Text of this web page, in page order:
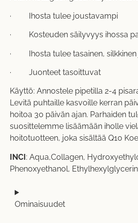
· Ihosta tulee joustavampi
· Kosteuden säilyvyys ihossa
· Ihosta tulee tasainen, silkkinen
· Juonteet tasoittuvat
Käyttö: Annostele pipetilla 2-4
Levitä puhtaille kasvoille kerran
hoitoa 30 päivän ajan. Parhaiden
suosittelemme lisäämään iholle
hoitotuotteen, joka sisältää Q10
INCI: Aqua,Collagen,
Phenoxyethanol,
Ominaisuudet